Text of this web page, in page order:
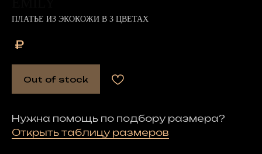
ПЛАТЬЕ ИЗ ЭКОКОЖИ В 3 ЦВЕТАХ
₽
Out of stock
Нужна помощь по подбору размера?
Открыть таблицу размеров